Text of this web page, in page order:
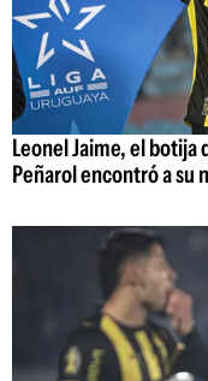
Leonel Jaime, el botija
Peñarol encontró a su